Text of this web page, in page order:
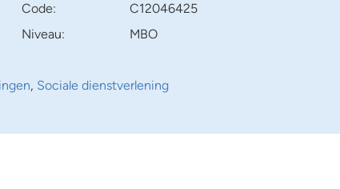
Code:
C12046425
Niveau:
MBO
, Sociale dienstverlening